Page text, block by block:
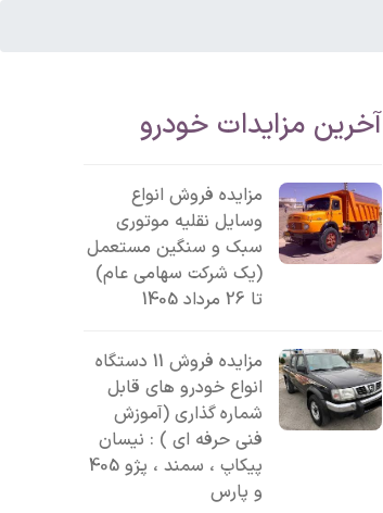
آخرین مزایدات خودرو
مزایده فروش انواع
وسایل نقلیه موتوری
سبک و سنگین مستعمل
(یک شرکت سهامی عام)
تا 26 مرداد 1405
مزایده فروش 11 دستگاه
انواع خودرو های قابل
شماره گذاری (آموزش
فنی حرفه ای ) : نیسان
پیکاپ ، سمند ، پژو 405
و پارس